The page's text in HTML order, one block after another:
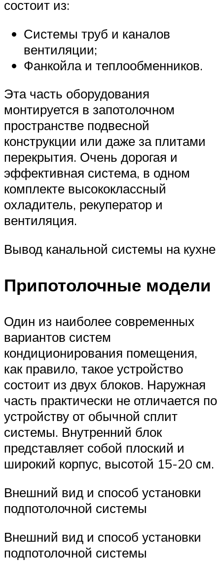
состоит из:
Системы труб и каналов
вентиляции;
Фанкойла и теплообменников.
Эта часть оборудования
монтируется в запотолочном
пространстве подвесной
конструкции или даже за плитами
перекрытия. Очень дорогая и
эффективная система, в одном
комплекте высококлассный
охладитель, рекуператор и
вентиляция.
Вывод канальной системы на кухне
Припотолочные модели
Один из наиболее современных
вариантов систем
кондиционирования помещения,
как правило, такое устройство
состоит из двух блоков. Наружная
часть практически не отличается по
устройству от обычной сплит
системы. Внутренний блок
представляет собой плоский и
широкий корпус, высотой 15-20 см.
Внешний вид и способ установки
подпотолочной системы
Внешний вид и способ установки
подпотолочной системы